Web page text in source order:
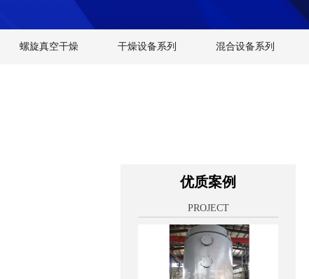
螺旋真空干燥 干燥设备系列 混合设备系列
优质案例
PROJECT